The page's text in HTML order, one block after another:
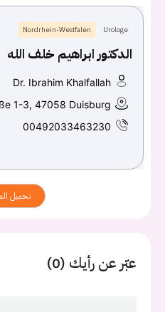
Urologe
Nordrhein-Westfalen
الدكتور ابراهيم خلف الله
Dr. Ibrahim Khalfallah
1-3, 47058 Duisburg
00492033463230
تحميل
عبّر عن رأيك (0)